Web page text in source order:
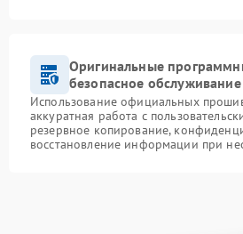
Оригинальные
безопасное
Использование официальных
аккуратная работа с
резервное копирование,
восстановление информации при